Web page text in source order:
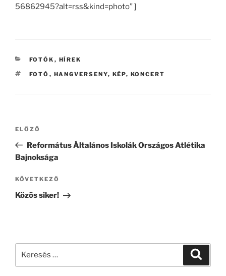
56862945?alt=rss&kind=photo” ]
KATEGÓRIÁK
FOTÓK , HÍREK
CÍMKÉK
FOTÓ , HANGVERSENY, KÉP, KONCERT
Bejegyzés
Korábbi
bejegyzés
ELŐZŐ
Református Általános Iskolák Országos Atlétika
Bajnoksága
Következő
bejegyzés
KÖVETKEZŐ
Közös siker!